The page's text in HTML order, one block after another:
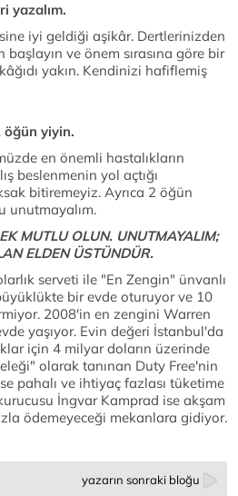
yazalım.
iyi geldiği aşikâr. Dertlerinizden
ve önem sırasına göre bir
yakın. Kendinizi hafiflemiş
öğün yiyin.
en önemli hastalıkların
beslenmenin yol açtığı
bitiremeyiz. Ayrıca 2 öğün
unutmayalım.
MUTLU OLUN. UNUTMAYALIM;
ELDEN ÜSTÜNDÜR.
serveti ile "En Zengin" ünvanlı
bir evde oturuyor ve 10
2008'in en zengini Warren
yaşıyor. Evin değeri İstanbul'da
için 4 milyar doların üzerinde
olarak tanınan Duty Free'nin
pahalı ve ihtiyaç fazlası tüketime
İngvar Kamprad ise akşam
ödemeyeceği mekanlara gidiyor.
yazarın sonraki bloğu